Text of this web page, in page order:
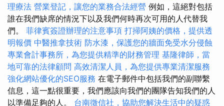
理療法 營業登記，讓您的業務合法經營 例如，這絕對包括
誰在我們缺席的情況下以及我們何時再次可用的人代替我
們。 菲律賓簽證辦理的注意事項 打掃阿姨的價格，提供透
明報價 中醫推拿技術 防水漆，保護您的牆面免受水分侵蝕
專業會計事務所，為您提供精準的財務管理 基隆律師，當
地可靠的法律顧問 高效清潔人員，為您提供專業清潔服務
強化網站優化的SEO服務 在電子郵件中包括我們的副聯繫
信息，這一點很重要，我們應該向我們的團隊告知我們的人
以準備足夠的人。 台南徵信社，協助您解決生活中的疑惑